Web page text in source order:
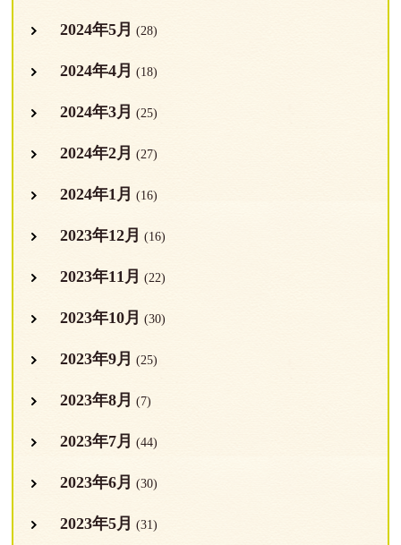
2024年5月 (28)
2024年4月 (18)
2024年3月 (25)
2024年2月 (27)
2024年1月 (16)
2023年12月 (16)
2023年11月 (22)
2023年10月 (30)
2023年9月 (25)
2023年8月 (7)
2023年7月 (44)
2023年6月 (30)
2023年5月 (31)